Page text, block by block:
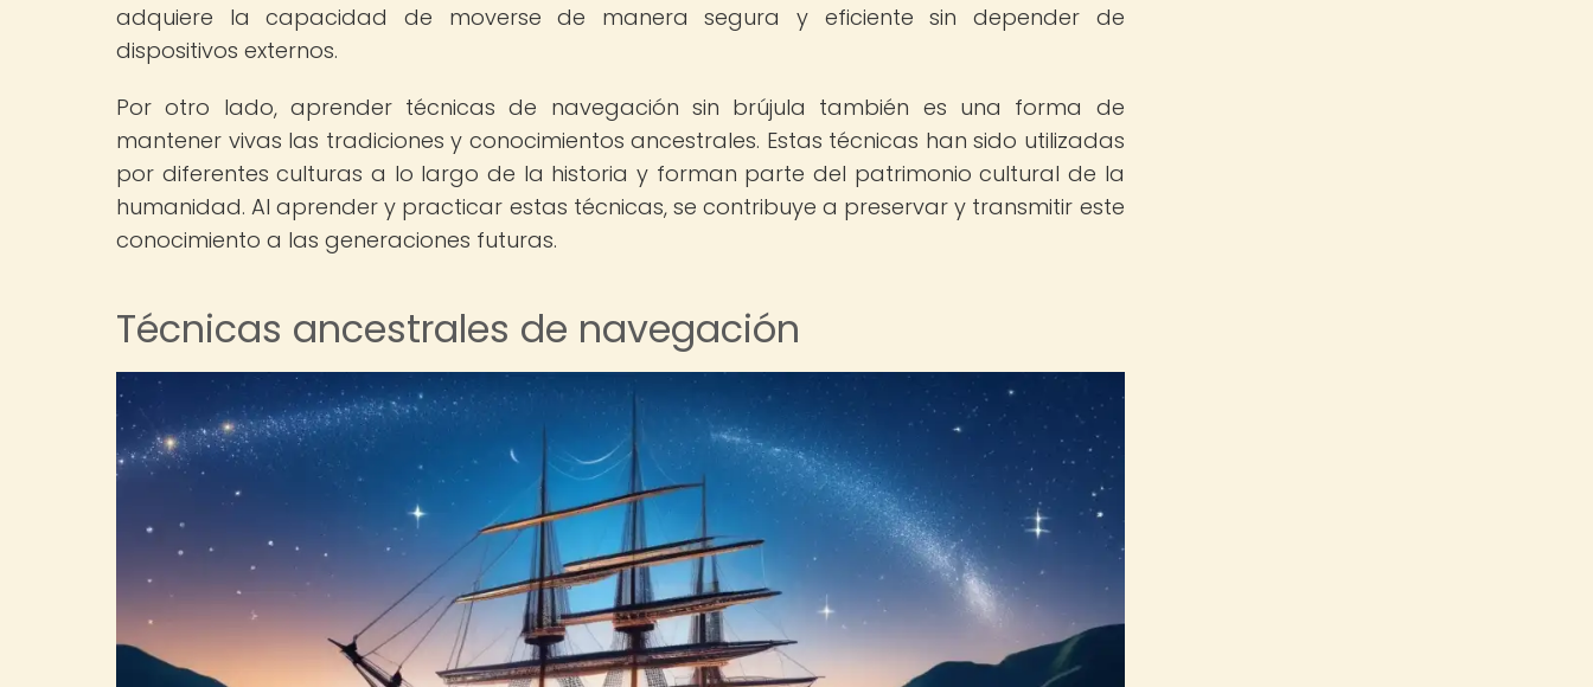
adquiere la capacidad de moverse de manera segura y eficiente sin depender de
dispositivos externos.
Por otro lado, aprender técnicas de navegación sin brújula también es una forma de
mantener vivas las tradiciones y conocimientos ancestrales. Estas técnicas han sido utilizadas
por diferentes culturas a lo largo de la historia y forman parte del patrimonio cultural de la
humanidad. Al aprender y practicar estas técnicas, se contribuye a preservar y transmitir este
conocimiento a las generaciones futuras.
Técnicas ancestrales de navegación